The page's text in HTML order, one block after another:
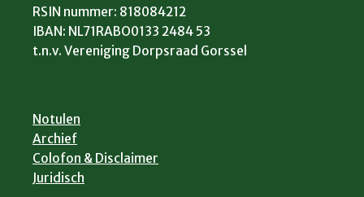
RSIN nummer: 818084212
IBAN: NL71RABO0133 2484 53
t.n.v. Vereniging Dorpsraad Gorssel
Notulen
Archief
Colofon & Disclaimer
Juridisch